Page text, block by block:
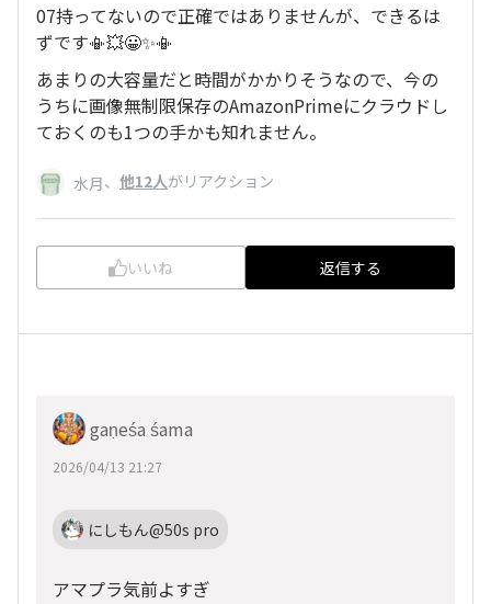
07持ってないので正確ではありませんが、できるは
ずです📳💥😀✨📳
あまりの大容量だと時間がかかりそうなので、今の
うちに画像無制限保存のAmazonPrimeにクラウドし
ておくのも1つの手かも知れません。
水月、 他12人がリアクション
いいね 返信する
gaṇeśa śama
2026/04/13 21:27
にしもん@50s pro
アマプラ気前よすぎ